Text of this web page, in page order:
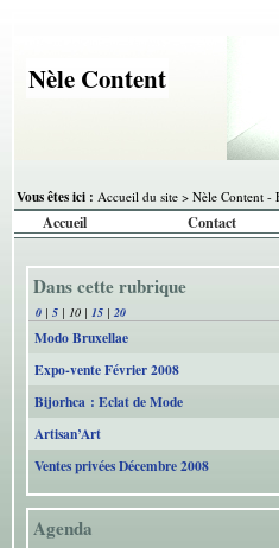
Nèle Content
Vous êtes ici : Accueil du site > Nèle Content -
Accueil Contact
Dans cette rubrique
0 | 5 | 10 | 15 | 20
Modo Bruxellae
Expo-vente Février 2008
Bijorhca : Eclat de Mode
Artisan’Art
Ventes privées Décembre 2008
Agenda